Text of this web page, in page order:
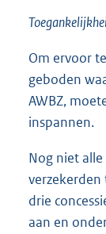
Om ervoor
geboden
AWBZ,
inspannen.
Nog niet
verzekerden
drie
aan en